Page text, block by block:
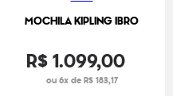
MOCHILA KIPLING IBRO
R$1.099,00
ou 6x de R$ 183,17